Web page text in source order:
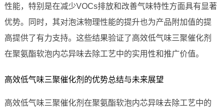
性能，特别是在减少VOCs排放和改善气味特性方面具有显著
优势。同时，其对泡沫物理性能的提升也为产品附加值的提
高提供了有力支持。这些结果验证了高效低气味三聚催化剂
在聚氨酯软泡内芯异味去除工艺中的实用性和推广价值。
高效低气味三聚催化剂的优势总结与未来展望
高效低气味三聚催化剂在聚氨酯软泡内芯异味去除工艺中的